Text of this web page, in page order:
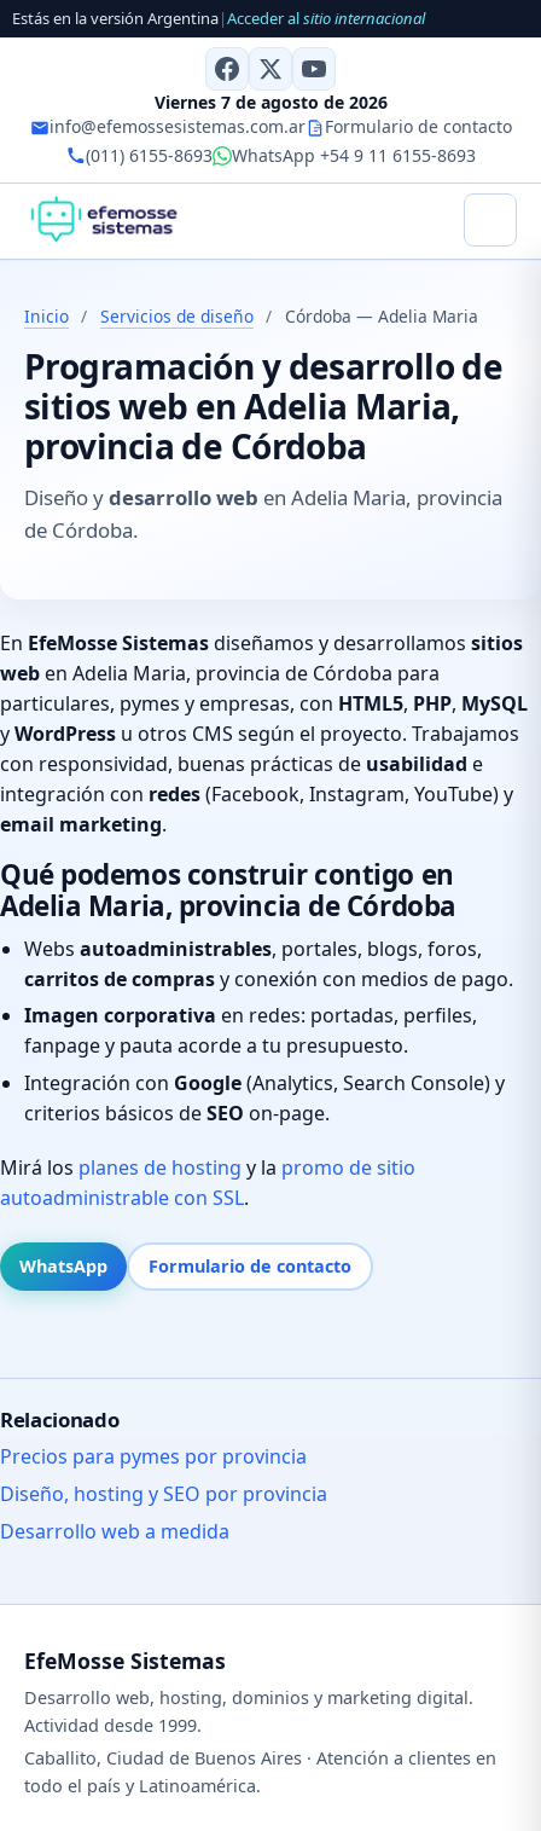
Estás en la versión Argentina|Acceder alsitio internacional
Viernes 7 de agosto de 2026
info@efemossesistemas.com.ar
Formulario de contacto
(011) 6155-8693
WhatsApp +54 9 11 6155-8693
Inicio / Servicios de diseño / Córdoba — Adelia Maria
Programación y desarrollo de
sitios web en Adelia Maria,
provincia de Córdoba
Diseño ydesarrollo web en Adelia Maria, provincia
de Córdoba.
En EfeMosse Sistemasdiseñamos y desarrollamos sitios
weben Adelia Maria, provincia de Córdoba para
particulares, pymes y empresas, con HTML5, PHP, MySQL
yWordPress u otros CMS según el proyecto. Trabajamos
con responsividad, buenas prácticas de usabilidad e
integración con redes(Facebook, Instagram, YouTube) y
email marketing.
Qué podemos construir contigo en
Adelia Maria, provincia de Córdoba
Webs autoadministrables, portales, blogs, foros,
carritos de comprasy conexión con medios de pago.
Imagen corporativa en redes: portadas, perfiles,
fanpage y pauta acorde a tu presupuesto.
Integración con Google(Analytics, Search Console) y
criterios básicos deSEO on-page.
Mirá los planes de hosting y la promo de sitio
autoadministrable con SSL.
WhatsApp Formulario de contacto
Relacionado
Precios para pymes por provincia
Diseño, hosting y SEO por provincia
Desarrollo web a medida
EfeMosse Sistemas
Desarrollo web, hosting, dominios y marketing digital.
Actividad desde 1999.
Caballito, Ciudad de Buenos Aires · Atención a clientes en
todo el país y Latinoamérica.